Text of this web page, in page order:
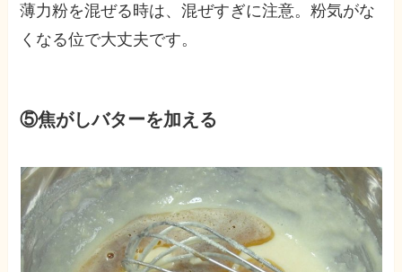
薄力粉を混ぜる時は、混ぜすぎに注意。粉気がな
くなる位で大丈夫です。
⑤焦がしバターを加える